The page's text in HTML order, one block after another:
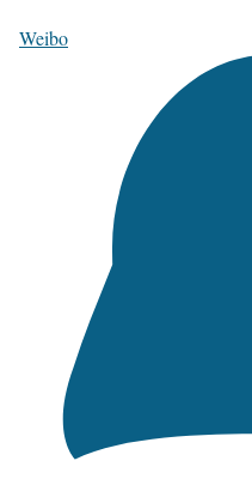
Weibo